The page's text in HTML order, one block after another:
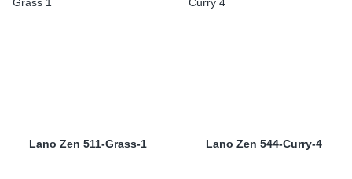
Lano Zen 511-Grass-1 Lano Zen 544-Curry-4